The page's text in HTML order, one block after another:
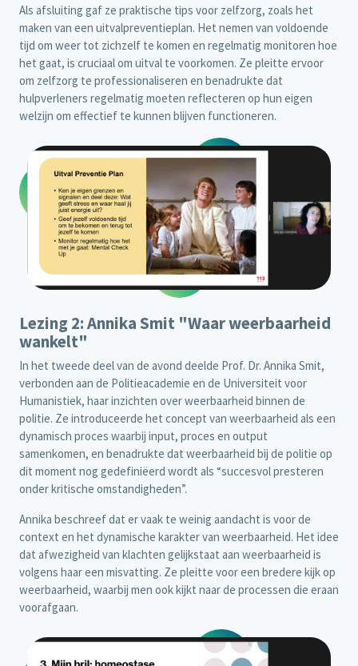
Als afsluiting gaf ze praktische tips voor zelfzorg, zoals het
maken van een uitvalpreventieplan. Het nemen van voldoende
tijd om weer tot zichzelf te komen en regelmatig monitoren hoe
het gaat, is cruciaal om uitval te voorkomen. Ze pleitte ervoor
om zelfzorg te professionaliseren en benadrukte dat
hulpverleners regelmatig moeten reflecteren op hun eigen
welzijn om effectief te kunnen blijven functioneren.
Lezing 2: Annika Smit "Waar weerbaarheid
wankelt"
In het tweede deel van de avond deelde Prof. Dr. Annika Smit,
verbonden aan de Politieacademie en de Universiteit voor
Humanistiek, haar inzichten over weerbaarheid binnen de
politie. Ze introduceerde het concept van weerbaarheid als een
dynamisch proces waarbij input, proces en output
samenkomen, en benadrukte dat weerbaarheid bij de politie op
dit moment nog gedefiniëerd wordt als “succesvol presteren
onder kritische omstandigheden”.
Annika beschreef dat er vaak te weinig aandacht is voor de
context en het dynamische karakter van weerbaarheid. Het idee
dat afwezigheid van klachten gelijkstaat aan weerbaarheid is
volgens haar een misvatting. Ze pleitte voor een bredere kijk op
weerbaarheid, waarbij men ook kijkt naar de processen die eraan
voorafgaan.